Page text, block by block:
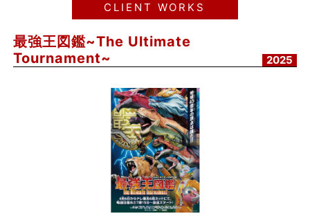
CLIENT WORKS
最強王図鑑~The Ultimate
Tournament~
2025